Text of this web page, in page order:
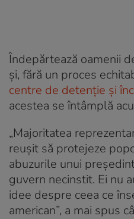
Îndepărtează oamenii
și, fără un proces
centre de detenție și
acestea se întâmplă
„Majoritatea
reușit să protejeze
abuzurile unui
guvern necinstit. Ei nu
idee despre ceea ce
american”, a mai spus